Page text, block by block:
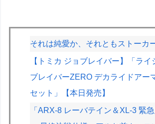
それは純愛か、それともストーカ
【トミカ ジョブレイバー】「ライ
ブレイバーZERO デカライドアー
セット」【本日発売】
「ARX-8 レーバテイン＆XL-3 緊